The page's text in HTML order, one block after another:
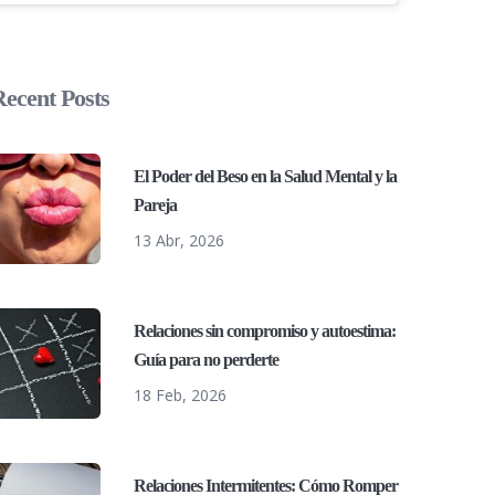
Posts
El Poder del Beso en la Salud Mental y la
Pareja
13 Abr, 2026
Relaciones sin compromiso y autoestima:
Guía para no perderte
18 Feb, 2026
Relaciones Intermitentes: Cómo Romper